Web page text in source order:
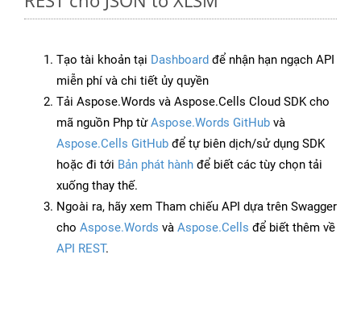
Tạo tài khoản tại Dashboard để nhận hạn ngạch API
miễn phí và chi tiết ủy quyền
Tải Aspose.Words và Aspose.Cells Cloud SDK cho
mã nguồn Php từAspose.Words GitHub và
Aspose.Cells GitHub để tự biên dịch/sử dụng SDK
hoặc đi tới Bản phát hành để biết các tùy chọn tải
xuống thay thế.
Ngoài ra, hãy xem Tham chiếu API dựa trên Swagger
cho Aspose.Words và Aspose.Cells để biết thêm về
API REST.